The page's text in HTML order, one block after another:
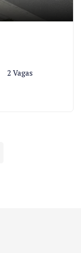
2 Vagas